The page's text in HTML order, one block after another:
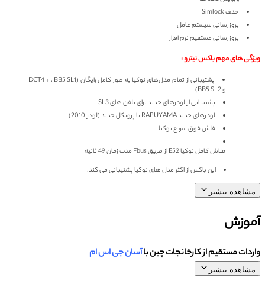
حذف Simlock
بروزرسانی سیستم عامل
بروزرسانی مستقیم نرم افزار
ویژگی های مهم باکس نیترو :
پشتیبانی از تمام مدل‌های نوکیا به طور کامل رایگان (DCT4 + ، BB5 SL1
و BB5 SL2)
پشتیبانی از لودرهای جدید برای تلفن های SL3
لودرهای جدید RAPUYAMA با پروتکل جدید (لودر 2010)
فلش فوق سریع نوکیا
فلاش کامل نوکیا E52 از طریق Fbus مدت زمان 49 ثانیه
این باکس از اکثر مدل های نوکیا پشتیبانی می کند.
مشاهده بیشتر
آموزش
واردات مستقیم از کارخانجات چین باآسان جی اس ام
مشاهده بیشتر